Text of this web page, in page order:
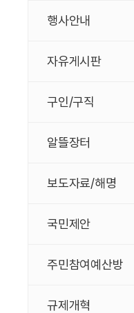
행사안내
자유게시판
구인/구직
알뜰장터
보도자료/해명
국민제안
주민참여예산방
규제개혁